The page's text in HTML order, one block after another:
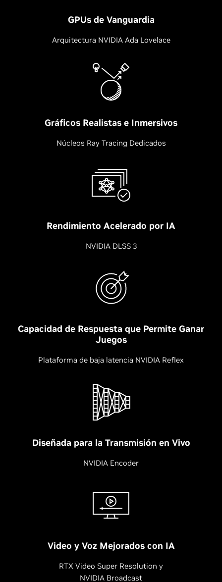
GPUs de Vanguardia
Arquitectura NVIDIA Ada Lovelace
Gráficos Realistas e Inmersivos
Núcleos Ray Tracing Dedicados
Rendimiento Acelerado por IA
NVIDIA DLSS 3
Capacidad de Respuesta que Permite Ganar
Juegos
Plataforma de baja latencia NVIDIA Reflex
Diseñada para la Transmisión en Vivo
NVIDIA Encoder
Video y Voz Mejorados con IA
RTX Video Super Resolution y
NVIDIA Broadcast